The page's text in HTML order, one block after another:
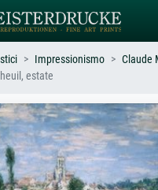
titolo o stile – es.
stellata,
onda di Hokusai,
Descrivi la
astratto con
olio scuro,
Impressionismo
Claude
estate